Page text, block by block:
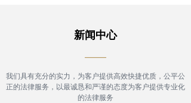
新闻中心
——
我们具有充分的实力，为客户提供高效快捷优质，公平公
正的法律服务，以最诚恳和严谨的态度为客户提供专业化
的法律服务​